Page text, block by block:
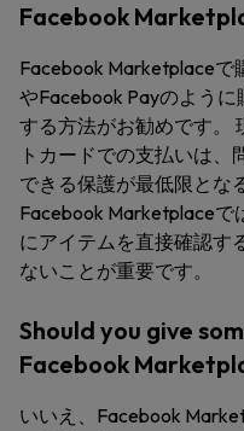
Facebook
Facebook Marketplaceで
やFacebook Payのよう
する方法がお勧めです。
トカードでの支払いは
できる保護が最低限とな
Facebook Marketplaceで
にアイテムを直接確認す
ないことが重要です。
Should you give
Facebook
いいえ、Facebook